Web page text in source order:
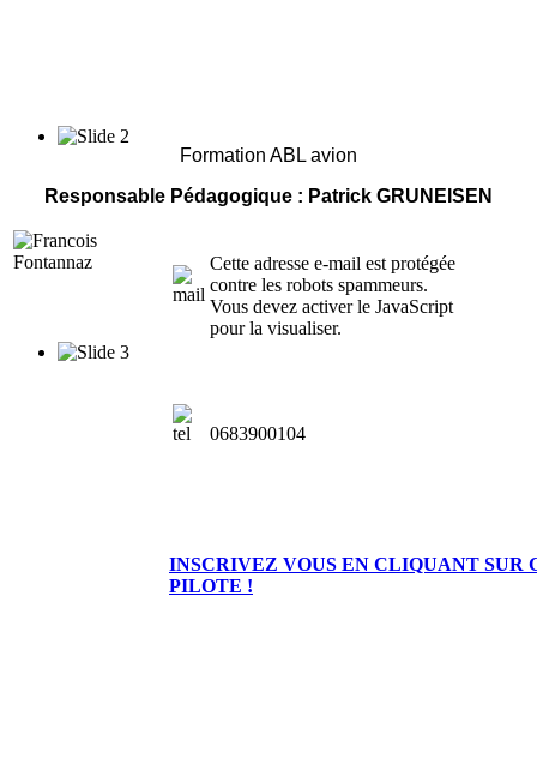
Formation ABL avion
Responsable Pédagogique : Patrick GRUNEISEN
Cette adresse e-mail est protégée
contre les robots spammeurs.
Vous devez activer le JavaScript
pour la visualiser.
0683900104
INSCRIVEZ VOUS EN CLIQUANT SUR
PILOTE !